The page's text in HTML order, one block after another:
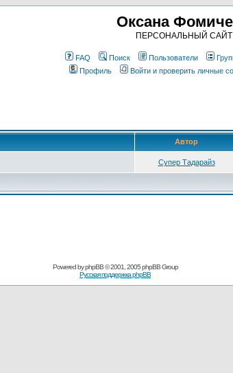
Оксана
ПЕРСОНАЛЬНЫЙ САЙТ
FAQ Поиск Пользователи
Профиль
Войти и проверить личные
Автор
Супер Тадарайз
Powered byphpBB© 2001, 2005 phpBB Group
Русская поддержка phpBB